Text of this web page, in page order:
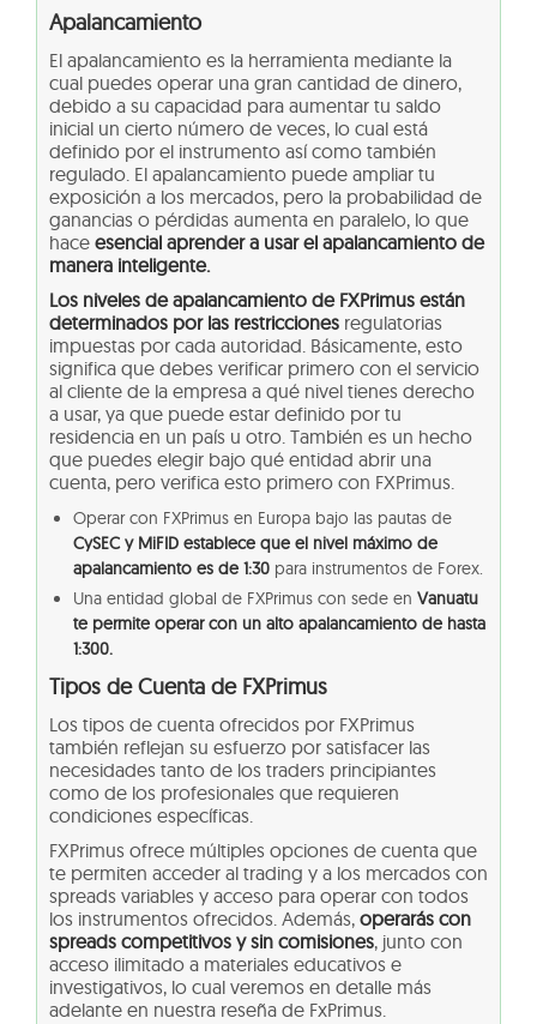
Apalancamiento
El apalancamiento es la herramienta mediante la
cual puedes operar una gran cantidad de dinero,
debido a su capacidad para aumentar tu saldo
inicial un cierto número de veces, lo cual está
definido por el instrumento así como también
regulado. El apalancamiento puede ampliar tu
exposición a los mercados, pero la probabilidad de
ganancias o pérdidas aumenta en paralelo, lo que
hace esencial aprender a usar el apalancamiento de
manera inteligente.
Los niveles de apalancamiento de FXPrimus están
determinados por las restricciones regulatorias
impuestas por cada autoridad. Básicamente, esto
significa que debes verificar primero con el servicio
al cliente de la empresa a qué nivel tienes derecho
a usar, ya que puede estar definido por tu
residencia en un país u otro. También es un hecho
que puedes elegir bajo qué entidad abrir una
cuenta, pero verifica esto primero con FXPrimus.
Operar con FXPrimus en Europa bajo las pautas de
CySEC y MiFID establece que el nivel máximo de
apalancamiento es de 1:30 para instrumentos de Forex.
Una entidad global de FXPrimus con sede en Vanuatu
te permite operar con un alto apalancamiento de hasta
1:300.
Tipos de Cuenta de FXPrimus
Los tipos de cuenta ofrecidos por FXPrimus
también reflejan su esfuerzo por satisfacer las
necesidades tanto de los traders principiantes
como de los profesionales que requieren
condiciones específicas.
FXPrimus ofrece múltiples opciones de cuenta que
te permiten acceder al trading y a los mercados con
spreads variables y acceso para operar con todos
los instrumentos ofrecidos. Además, operarás con
spreads competitivos y sin comisiones, junto con
acceso ilimitado a materiales educativos e
investigativos, lo cual veremos en detalle más
adelante en nuestra reseña de FxPrimus.